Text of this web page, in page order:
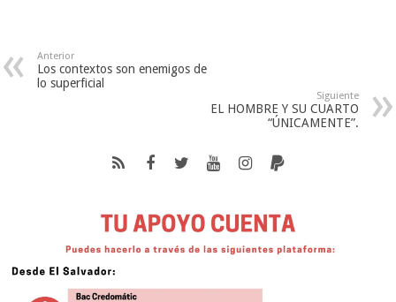
Anterior
Los contextos son enemigos de
lo superficial
Siguiente
EL HOMBRE Y SU CUARTO
“ÚNICAMENTE”.